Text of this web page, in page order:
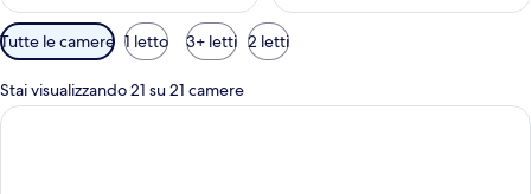
Filtri
disponibili
per
le
Tutte le camere 1 letto 3+ letti 2 letti
Stai visualizzando 21 su 21 camere